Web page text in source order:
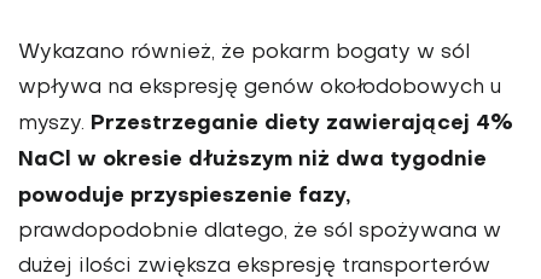
Wykazano również, że pokarm bogaty w sól
wpływa na ekspresję genów okołodobowych u
myszy. Przestrzeganie diety zawierającej 4%
NaCl w okresie dłuższym niż dwa tygodnie
powoduje przyspieszenie fazy,
prawdopodobnie dlatego, że sól spożywana w
dużej ilości zwiększa ekspresję transporterów